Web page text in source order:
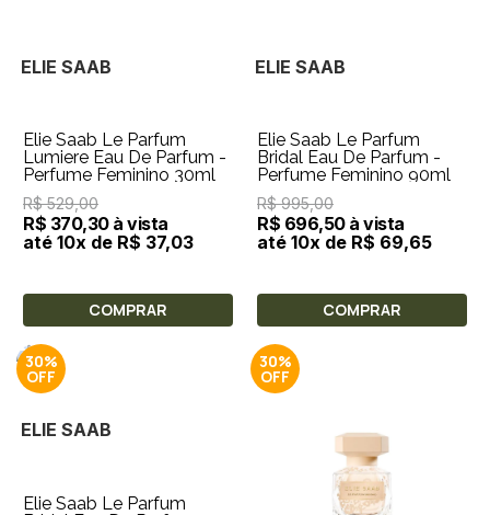
ELIE SAAB
Elie Saab Le Parfum
Lumiere Eau De Parfum -
Perfume Feminino 30ml
R$ 529,00
R$ 370,30 à vista
até 10x de R$ 37,03
COMPRAR
ELIE SAAB
Elie Saab Le Parfum
Bridal Eau De Parfum -
Perfume Feminino 90ml
R$ 995,00
R$ 696,50 à vista
até 10x de R$ 69,65
COMPRAR
30%
ELIE SAAB
Elie Saab Le Parfum
30%